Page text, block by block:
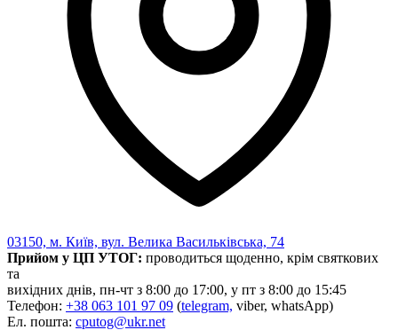
03150, м. Київ, вул. Велика Васильківська, 74
Прийом у ЦП УТОГ: проводиться щоденно, крім святкових
та
вихідних днів, пн-чт з 8:00 до 17:00, у пт з 8:00 до 15:45
Телефон: +38 063 101 97 09 (telegram, viber, whatsApp)
Ел. пошта: cputog@ukr.net